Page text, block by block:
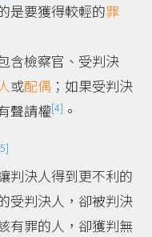
是要獲得較輕的罪
含檢察官、受判決
或配偶 ；如果受判決
聲請權[4] 。
判決人得到更不利的
受判決人，卻被判決
有罪的人，卻獲判無